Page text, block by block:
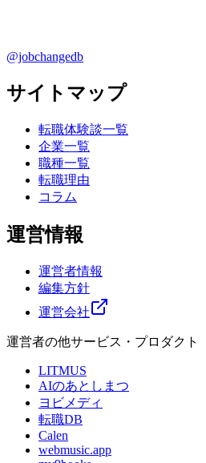
@jobchangedb
サイトマップ
転職体験談一覧
企業一覧
職種一覧
転職理由
コラム
運営情報
運営者情報
編集方針
運営会社
運営者の他サービス・プロダクト
LITMUS
AIのあとしまつ
ヨビメディ
転職DB
Calen
webmusic.app